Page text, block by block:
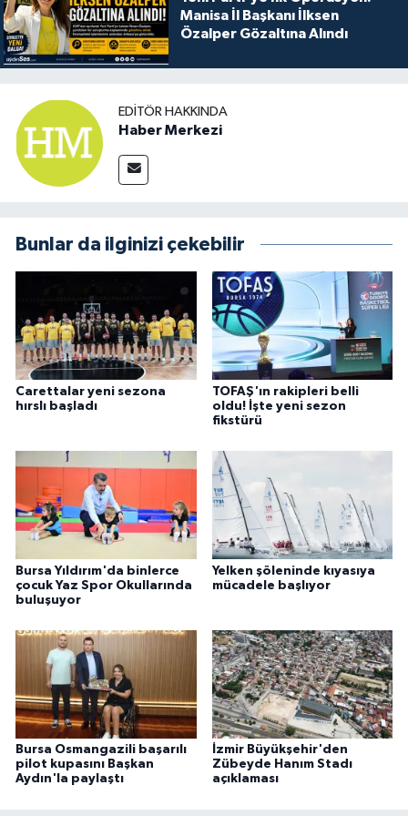
Manisa İl Başkanı İlksen
Özalper Gözaltına Alındı
EDITÖR HAKKINDA
Haber Merkezi
Bunlar da ilginizi çekebilir
Carettalar yeni sezona
hırslı başladı
TOFAŞ'ın rakipleri belli
oldu! İşte yeni sezon
fikstürü
Bursa Yıldırım'da binlerce
çocuk Yaz Spor Okullarında
buluşuyor
Yelken şöleninde kıyasıya
mücadele başlıyor
Bursa Osmangazili başarılı
pilot kupasını Başkan
Aydın'la paylaştı
İzmir Büyükşehir'den
Zübeyde Hanım Stadı
açıklaması